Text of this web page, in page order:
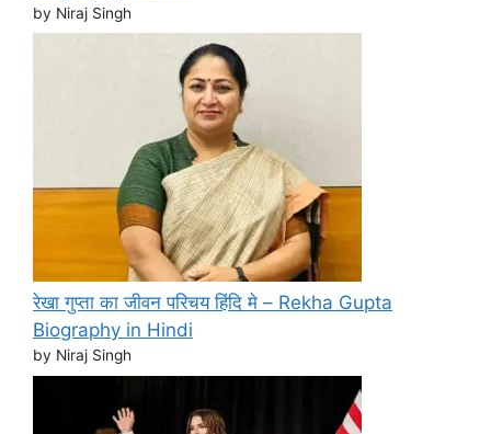
by Niraj Singh
रेखा गुप्ता का जीवन परिचय हिंदि मे – Rekha Gupta
Biography in Hindi
by Niraj Singh